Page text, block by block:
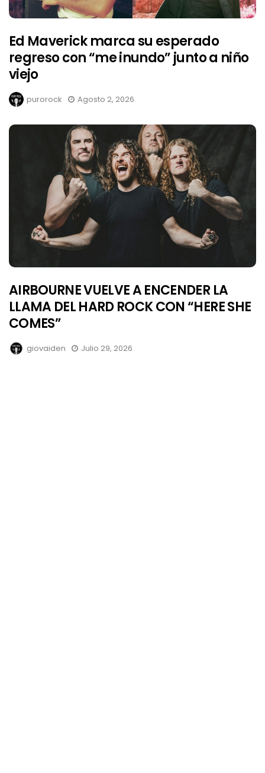
Ed Maverick marca su esperado
regreso con “me inundo” junto a niño
viejo
purorock Agosto 2, 2026
AIRBOURNE VUELVE A ENCENDER LA
LLAMA DEL HARD ROCK CON “HERE SHE
COMES”
giovaiden Julio 29, 2026